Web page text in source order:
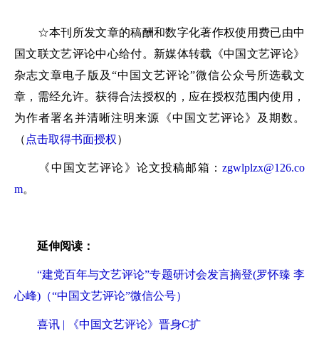
☆本刊所发文章的稿酬和数字化著作权使用费已由中
国文联文艺评论中心给付。新媒体转载《中国文艺评论》
杂志文章电子版及“中国文艺评论”微信公众号所选载文
章，需经允许。获得合法授权的，应在授权范围内使用，
为作者署名并清晰注明来源《中国文艺评论》及期数。
（ 点击取得书面授权）
《中国文艺评论》论文投稿邮箱： zgwlplzx@126.co
m。
延伸阅读：
“建党百年与文艺评论”专题研讨会发言摘登(罗怀臻 李
心峰)（“中国文艺评论”微信公号）
喜讯 | 《中国文艺评论》晋身C扩